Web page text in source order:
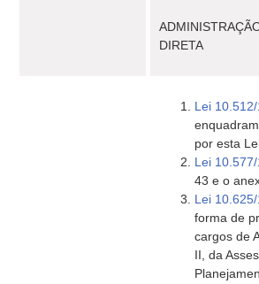
DIRETA
Lei
por esta
Lei
43 e o
Lei
forma de
cargos de
II, da